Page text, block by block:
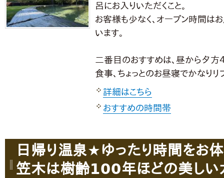
呂にお入りいただくこと。
お客様も少なく、オープン時間は
います。
二番目のおすすめは、昼から夕方
食事、ちょっとのお昼寝でかなりリ
詳細はこちら
おすすめの時間帯
日帰り温泉★ゆったり時間をお
笠木は樹齢100年ほどの美しい